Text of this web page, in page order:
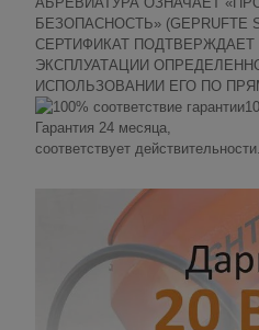
БЕЗОПАСНОСТЬ» (GEPRUFTE
СЕРТИФИКАТ
ЭКСПЛУАТАЦИИ
ИСПОЛЬЗОВАНИИ ЕГО ПО
Гарантия 24 месяца,
соответствует действительности.